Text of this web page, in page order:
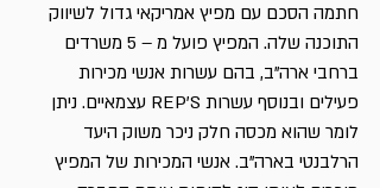
חתמה הסכם עם מפיץ אמריקאי גדול לשיווק
התוכנה שלה. המפיץ פועל מ – 5 משרדים
ברחבי ארה”ב, בהם עשרות אנשי מכירות
פעילים ובנוסף עשרות REP’S עצמאיים. ניתן
לומר שהוא מכסה חלק ניכר משוק היעד
הרלבנטי בארה”ב. אנשי המכירות של המפיץ